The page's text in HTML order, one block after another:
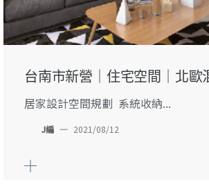
台南市新營｜住宅空間｜北歐
居家設計空間規劃 系統收納...
J編 — 2021/08/12